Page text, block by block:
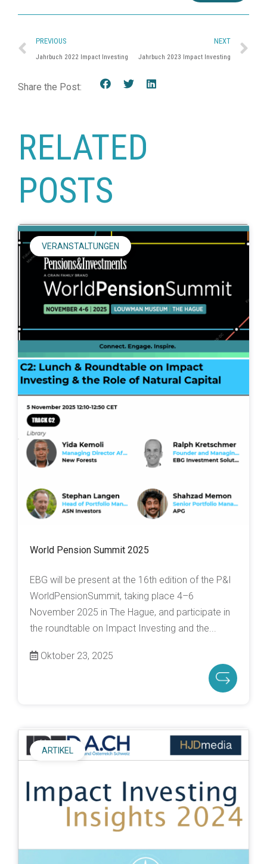
PREVIOUS
Jahrbuch 2022 Impact Investing
NEXT
Jahrbuch 2023 Impact Investing
Share the Post:
RELATED
POSTS
World Pension Summit 2025
Oktober 23, 2025
EBG will be present at the 16th edition of the P&I
WorldPensionSummit, taking place 4–6
November 2025 in The Hague, and participate in
the roundtable on Impact Investing and the...
VERANSTALTUNGEN
ARTIKEL